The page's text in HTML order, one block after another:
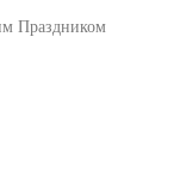
Праздником